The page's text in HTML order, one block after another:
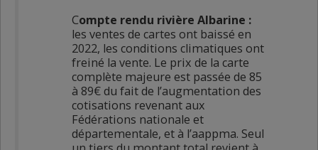
Compte rendu rivière Albarine :
les ventes de cartes ont baissé en
2022, les conditions climatiques ont
freiné la vente. Le prix de la carte
complète majeure est passée de 85
à 89€ du fait de l’augmentation des
cotisations revenant aux
Fédérations nationale et
départementale, et à l’aappma. Seul